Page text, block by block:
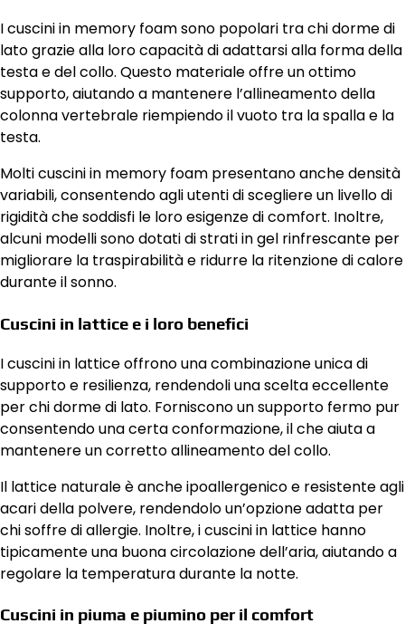
I cuscini in memory foam sono popolari tra chi dorme di
lato grazie alla loro capacità di adattarsi alla forma della
testa e del collo. Questo materiale offre un ottimo
supporto, aiutando a mantenere l’allineamento della
colonna vertebrale riempiendo il vuoto tra la spalla e la
testa.
Molti cuscini in memory foam presentano anche densità
variabili, consentendo agli utenti di scegliere un livello di
rigidità che soddisfi le loro esigenze di comfort. Inoltre,
alcuni modelli sono dotati di strati in gel rinfrescante per
migliorare la traspirabilità e ridurre la ritenzione di calore
durante il sonno.
Cuscini in lattice e i loro benefici
I cuscini in lattice offrono una combinazione unica di
supporto e resilienza, rendendoli una scelta eccellente
per chi dorme di lato. Forniscono un supporto fermo pur
consentendo una certa conformazione, il che aiuta a
mantenere un corretto allineamento del collo.
Il lattice naturale è anche ipoallergenico e resistente agli
acari della polvere, rendendolo un’opzione adatta per
chi soffre di allergie. Inoltre, i cuscini in lattice hanno
tipicamente una buona circolazione dell’aria, aiutando a
regolare la temperatura durante la notte.
Cuscini in piuma e piumino per il comfort